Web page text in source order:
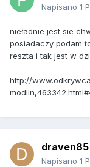
Napisano 1
nieładnie jest sie
posiadaczy podam
reszta i tak jest w
http://
draven85
Napisano 1